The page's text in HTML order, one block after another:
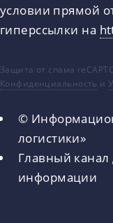
условии прямой
гиперссылки на
Защита от спама
Конфиденциальность и
©
логистики»
Главный канал
информации